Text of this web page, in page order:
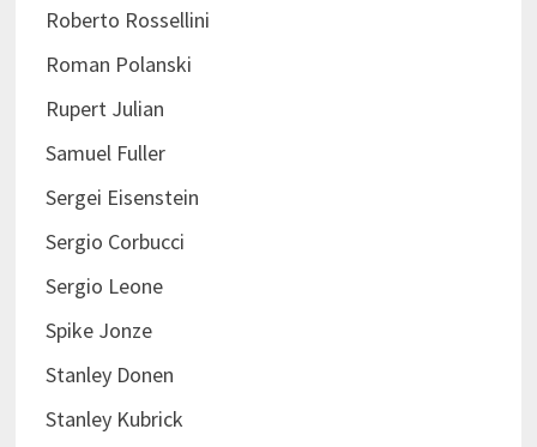
Roberto Rossellini
Roman Polanski
Rupert Julian
Samuel Fuller
Sergei Eisenstein
Sergio Corbucci
Sergio Leone
Spike Jonze
Stanley Donen
Stanley Kubrick